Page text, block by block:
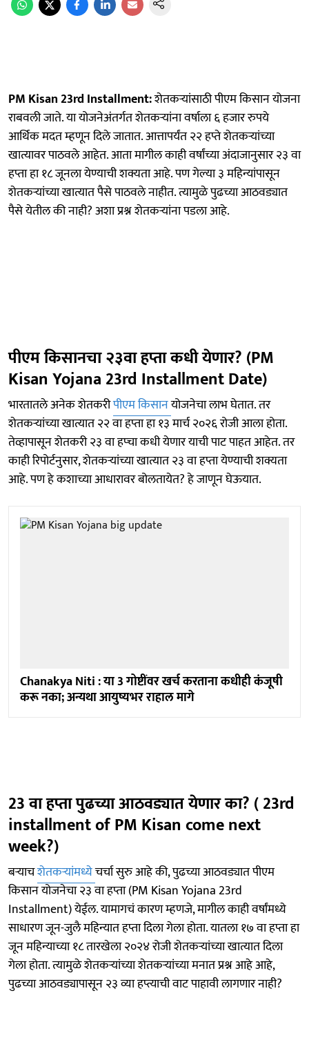
PM Kisan 23rd Installment:शेतकऱ्यांसाठी पीएम किसान योजना
राबवली जाते. या योजनेअंतर्गत शेतकऱ्यांना वर्षाला ६ हजार रुपये
आर्थिक मदत म्हणून दिले जातात. आत्तापर्यंत २२ हप्ते शेतकऱ्यांच्या
खात्यावर पाठवले आहेत. आता मागील काही वर्षांच्या अंदाजानुसार २३ वा
हप्ता हा १८ जूनला येण्याची शक्यता आहे. पण गेल्या ३ महिन्यांपासून
शेतकऱ्यांच्या खात्यात पैसे पाठवले नाहीत. त्यामुळे पुढच्या आठवड्यात
पैसे येतील की नाही? अशा प्रश्न शेतकऱ्यांना पडला आहे.
पीएम किसानचा २३वा हप्ता कधी येणार? (PM
Kisan Yojana 23rd Installment Date)
भारतातले अनेक शेतकरीपीएम किसानयोजनेचा लाभ घेतात. तर
शेतकऱ्यांच्या खात्यात २२ वा हप्ता हा १३ मार्च २०२६ रोजी आला होता.
तेव्हापासून शेतकरी २३ वा हप्चा कधी येणार याची पाट पाहत आहेत. तर
काही रिपोर्टनुसार, शेतकऱ्यांच्या खात्यात २३ वा हप्ता येण्याची शक्यता
आहे. पण हे कशाच्या आधारावर बोलतायेत? हे जाणून घेऊयात.
Chanakya Niti : या 3 गोष्टींवर खर्च करताना कधीही कंजूषी
करू नका; अन्यथा आयुष्यभर राहाल मागे
23 वा हप्ता पुढच्या आठवड्यात येणार का? ( 23rd
installment of PM Kisan come next
week?)
बऱ्याचशेतकऱ्यांमध्येचर्चा सुरु आहे की, पुढच्या आठवड्यात पीएम
किसान योजनेचा २३ वा हप्ता (PM Kisan Yojana 23rd
Installment) येईल. यामागचं कारण म्हणजे, मागील काही वर्षांमध्ये
साधारण जून-जुलै महिन्यात हप्ता दिला गेला होता. यातला १७ वा हप्ता हा
जून महिन्याच्या १८ तारखेला २०२४ रोजी शेतकऱ्यांच्या खात्यात दिला
गेला होता. त्यामुळे शेतकऱ्यांच्या शेतकऱ्यांच्या मनात प्रश्न आहे आहे,
पुढच्या आठवड्यापासून २३ व्या हप्त्याची वाट पाहावी लागणार नाही?